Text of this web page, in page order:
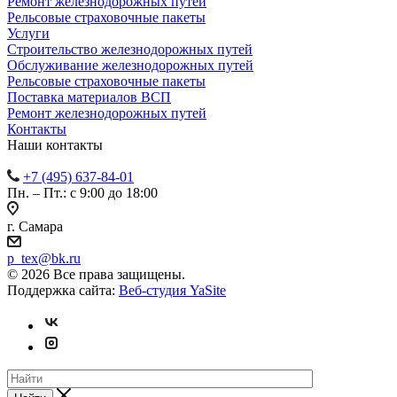
Рельсовые страховочные пакеты
Услуги
Строительство железнодорожных путей
Обслуживание железнодорожных путей
Рельсовые страховочные пакеты
Поставка материалов ВСП
Ремонт железнодорожных путей
Контакты
Наши контакты
+7 (495) 637-84-01
Пн. – Пт.: с 9:00 до 18:00
г. Самара
p_tex@bk.ru
© 2026 Все права защищены.
Поддержка сайта: Веб-студия YaSite